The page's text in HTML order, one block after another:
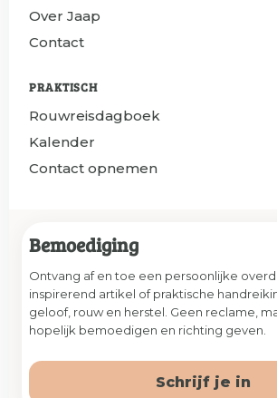
Over Jaap
Contact
PRAKTISCH
Rouwreisdagboek
Kalender
Contact opnemen
Bemoediging
Ontvang af en toe een persoonlijke
inspirerend artikel of praktische
geloof, rouw en herstel. Geen reclame,
hopelijk bemoedigen en richting geven.
Schrijf je in